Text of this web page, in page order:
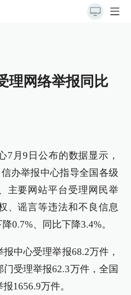
理网络举报同比
7月9日公布的数据显示，
办举报中心指导全国各级
主要网站平台受理网民举
、谣言等违法和不良信息
0.7%、同比下降3.4%。
中心受理举报68.2万件，
受理举报62.3万件，全国
1656.9万件。